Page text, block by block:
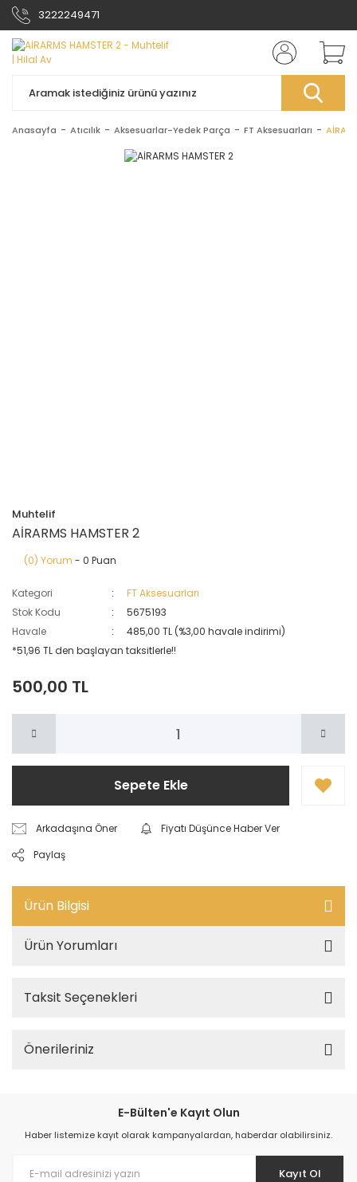
3222249471
Anasayfa Atıcılık Aksesuarlar-Yedek Parça FT Aksesuarları
Muhtelif
AİRARMS HAMSTER 2
(0) Yorum - 0 Puan
Kategori
FT Aksesuarları
Stok Kodu
5675193
Havale
485,00 TL (%3,00 havale indirimi)
*51,96 TL den başlayan taksitlerle!!
500,00 TL
Sepete Ekle
Arkadaşına Öner
Fiyatı Düşünce Haber Ver
Paylaş
Ürün Bilgisi
Ürün Yorumları
Taksit Seçenekleri
Önerileriniz
E-Bülten'e Kayıt Olun
Haber listemize kayıt olarak kampanyalardan, haberdar olabilirsiniz.
Kayıt Ol